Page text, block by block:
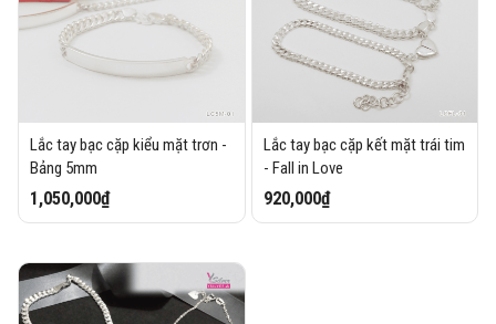
Lắc tay bạc cặp kiểu mặt trơn -
Bảng 5mm
1,050,000₫
Lắc tay bạc cặp kết mặt trái tim
- Fall in Love
920,000₫